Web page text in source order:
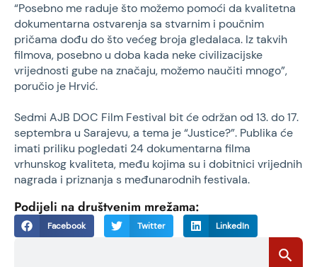
“Posebno me raduje što možemo pomoći da kvalitetna
dokumentarna ostvarenja sa stvarnim i poučnim
pričama dođu do što većeg broja gledalaca. Iz takvih
filmova, posebno u doba kada neke civilizacijske
vrijednosti gube na značaju, možemo naučiti mnogo”,
poručio je Hrvić.
Sedmi AJB DOC Film Festival bit će održan od 13. do 17.
septembra u Sarajevu, a tema je “Justice?”. Publika će
imati priliku pogledati 24 dokumentarna filma
vrhunskog kvaliteta, među kojima su i dobitnici vrijednih
nagrada i priznanja s međunarodnih festivala.
Podijeli na društvenim mrežama:
Facebook Twitter LinkedIn
Search Search